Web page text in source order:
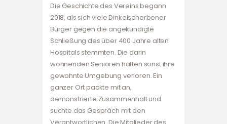
Die Geschichte des Vereins begann
2018, als sich viele Dinkelscherbener
Bürger gegen die angekündigte
Schließung des über 400 Jahre alten
Hospitals stemmten. Die darin
wohnenden Senioren hätten sonst ihre
gewohnte Umgebung verloren. Ein
ganzer Ort packte mit an,
demonstrierte Zusammenhalt und
suchte das Gespräch mit den
Verantwortlichen. Die Mitglieder des